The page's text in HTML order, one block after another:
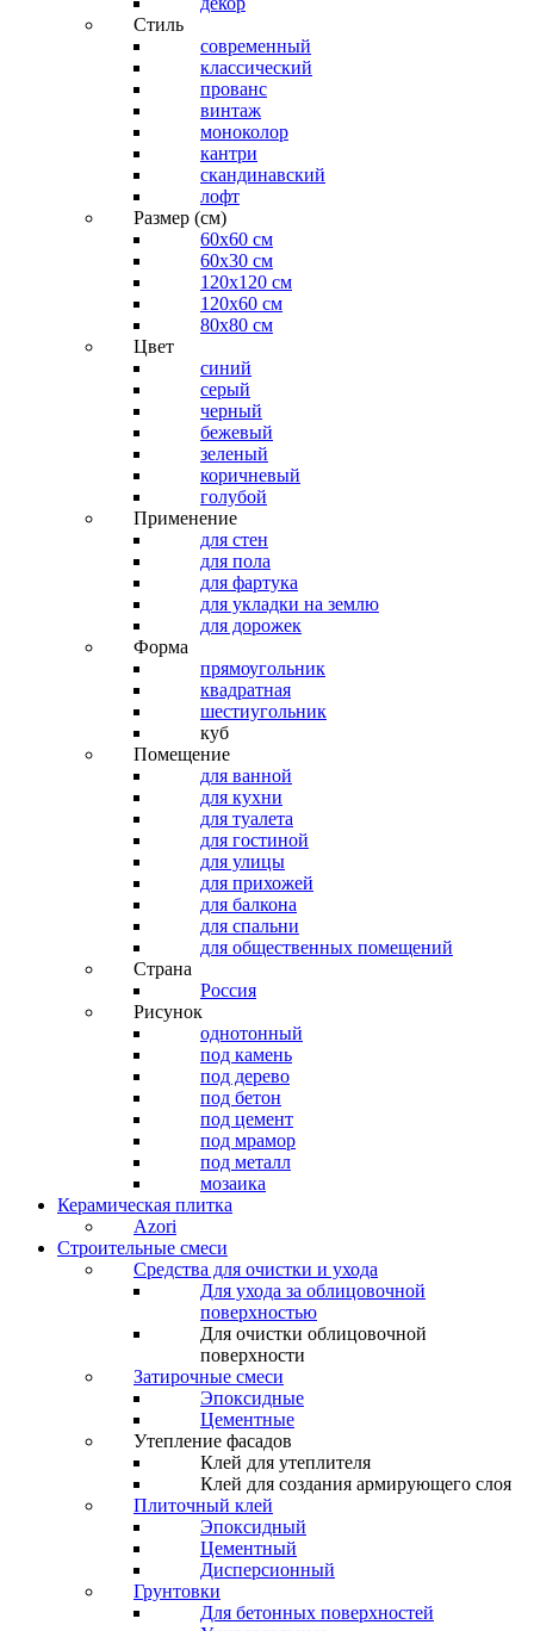
Стиль
современный
классический
прованс
винтаж
моноколор
кантри
скандинавский
лофт
Размер (см)
60х60 см
60x30 см
120x120 см
120x60 см
80x80 см
Цвет
синий
серый
черный
бежевый
зеленый
коричневый
голубой
Применение
для стен
для пола
для фартука
для укладки на землю
для дорожек
Форма
прямоугольник
квадратная
шестиугольник
куб
Помещение
для ванной
для кухни
для туалета
для гостиной
для улицы
для прихожей
для балкона
для спальни
для общественных помещений
Страна
Россия
Рисунок
однотонный
под камень
под дерево
под бетон
под цемент
под мрамор
под металл
мозаика
Керамическая плитка
Azori
Строительные смеси
Средства для очистки и ухода
Для ухода за облицовочной
поверхностью
Для очистки облицовочной
поверхности
Затирочные смеси
Эпоксидные
Цементные
Утепление фасадов
Клей для утеплителя
Клей для создания армирующего слоя
Плиточный клей
Эпоксидный
Цементный
Дисперсионный
Грунтовки
Для бетонных поверхностей